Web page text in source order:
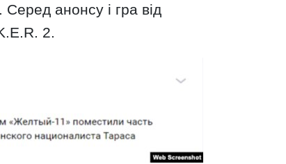
анонсу і гра від
2.